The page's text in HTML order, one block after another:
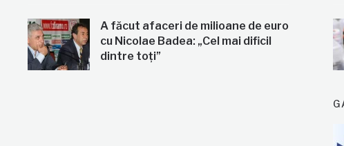
A făcut afaceri de milioane de euro
cu Nicolae Badea: „Cel mai dificil
dintre toți”